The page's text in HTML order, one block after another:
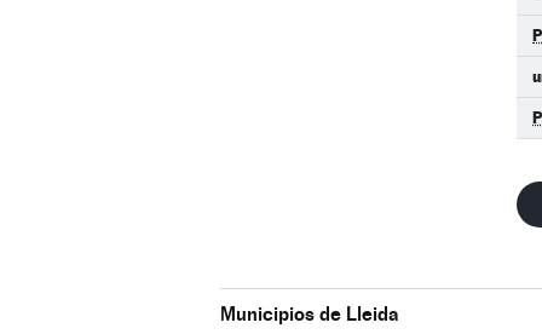
Municipios de Lleida